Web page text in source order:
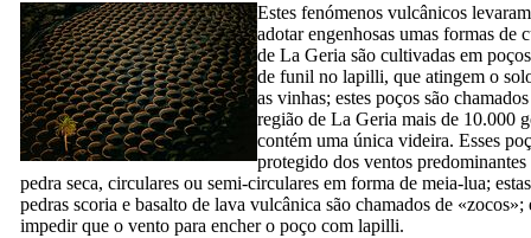
Estes fenómenos vulcânicos
adotar engenhosas umas formas de
de La Geria são cultivadas em
de funil no lapilli, que atingem o
as vinhas; estes poços são
região de La Geria mais de 10.000
contém uma única videira. Esses
protegido dos ventos
pedra seca, circulares ou semi-circulares em forma de meia-lua;
pedras scoria e basalto de lava vulcânica são chamados de «zocos»;
impedir que o vento para encher o poço com lapilli.